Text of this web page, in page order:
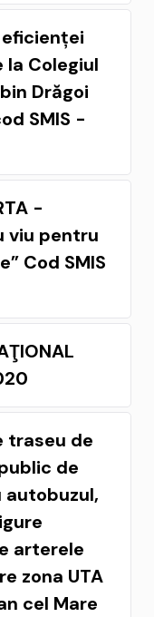
Colegiul
Drăgoi
SMIS -
-
viu pentru
Cod SMIS
traseu de
de
arterele
zona UTA
cel Mare